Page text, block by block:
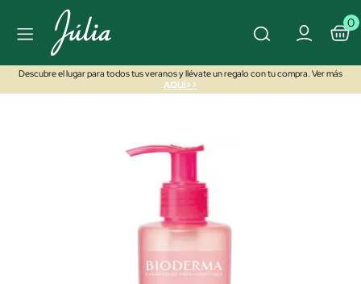
0
Descubre el lugar para todos tus veranos y llévate un regalo con tu compra. Ver más
AQUÍ>>